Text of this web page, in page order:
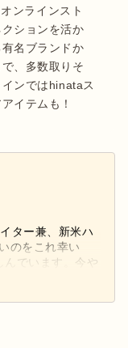
ンラインスト
ションを活か
名ブランドか
、多数取りそ
ンではhinataス
イテムも！
ター兼、新米ハ
のをこれ幸い
んでいます。今や
タマイズと狩猟